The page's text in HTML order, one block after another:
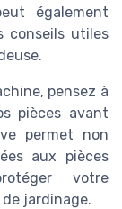
également
conseils utiles
pensez à
pièces avant
permet non
aux pièces
votre
jardinage.